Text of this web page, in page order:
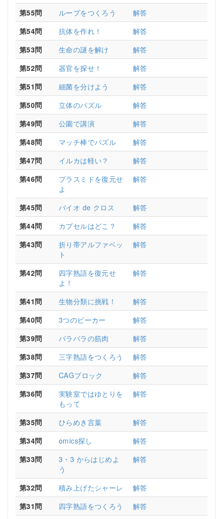
第55問 ループをつくろう
解答
第54問
抗体を作れ！
解答
第53問
生命の謎を解け
解答
第52問
器官を探せ！
解答
第51問
細菌を分けよう
解答
第50問
立体のパズル
解答
第49問
公園で講演
解答
第48問
マッチ棒でパズル
解答
第47問
イルカは軽い？
解答
第46問
プラスミドを復元せ
よ
解答
第45問 バイオ de クロス
解答
第44問
カプセルはどこ？
解答
第43問
折り帯アルファベッ
ト
解答
第42問
四字熟語を復元せ
よ！
解答
第41問 生物分類に挑戦！
解答
第40問
3つのビーカー
解答
第39問
バラバラの筋肉
解答
第38問
三字熟語をつくろう
解答
第37問
CAGブロック
解答
第36問
実験室ではゆとりを
もって
解答
第35問 ひらめき言葉
解答
第34問
omics探し
解答
第33問
3・3 からはじめよ
う
解答
第32問 積み上げたシャーレ
解答
第31問
四字熟語をつくろう
解答